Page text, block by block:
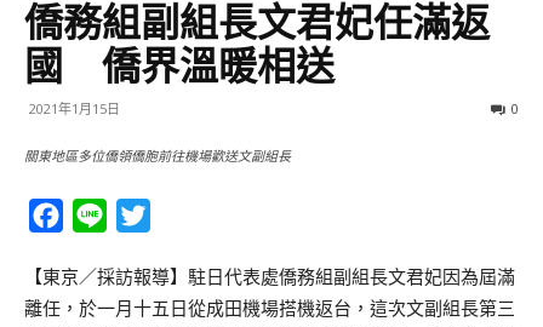
僑務組副組長文君妃任滿返
國 僑界溫暖相送
2021年1月15日 0
關東地區多位僑領僑胞前往機場歡送文副組長
Facebook
Line
【東京／採訪報導】駐日代表處僑務組副組長文君妃因為屆滿
離任，於一月十五日從成田機場搭機返台，這次文副組長第三